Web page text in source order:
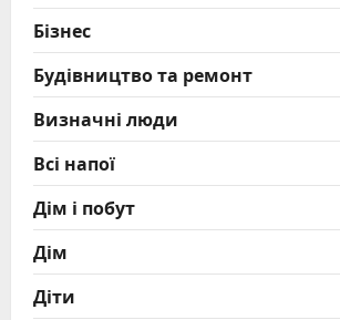
Бізнес
Будівництво та ремонт
Визначні люди
Всі напої
Дім і побут
Дім
Діти